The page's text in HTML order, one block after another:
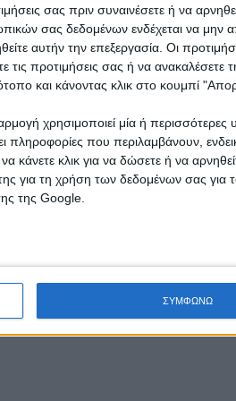
σας πριν συναινέσετε ή να
σας δεδομένων ενδέχεται να μην
αυτήν την επεξεργασία. Οι
τις προτιμήσεις σας ή να ανακαλέσετε
και κάνοντας κλικ στο κουμπί
χρησιμοποιεί μία ή περισσότερες
πληροφορίες που περιλαμβάνουν,
κλικ για να δώσετε ή να
για τη χρήση των δεδομένων σας
της Google.
ΣΥΜΦΩΝΩ
ένα μοναδικό τουριστικό
Συμμετοχή
είναι: 300€
περιλαμβάνει :
συνταγών και παραγωγής των
σας και Γευσιγνωσίες
με στόχο να υπάρχει μεγαλύτερη
μορφή και επομένως θα υπάρχει
(branding) στο τραπέζι διάθεσης
(branding) δίπλα στο σημείο
και Δηλώσεις συμμετοχής
πατήστε